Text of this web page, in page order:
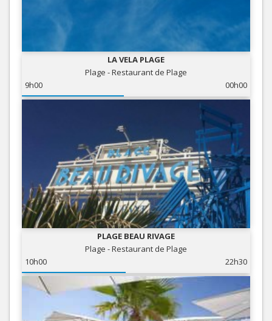
LA VELA PLAGE
Plage - Restaurant de Plage
9h00
00h00
PLAGE BEAU RIVAGE
Plage - Restaurant de Plage
10h00
22h30